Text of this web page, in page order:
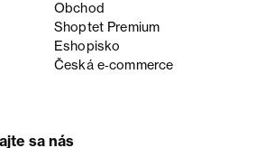
Obchod
Shoptet Premium
Eshopisko
Česká e‑commerce
sa nás